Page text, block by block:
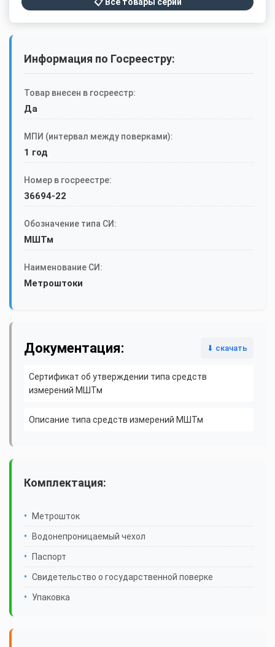
📋 Все товары серии
Информация по Госреестру:
Товар внесен в госреестр:
Да
МПИ (интервал между поверками):
1 год
Номер в госреестре:
36694-22
Обозначение типа СИ:
МШТм
Наименование СИ:
Метроштоки
Документация: ⬇ скачать
Сертификат об утверждении типа средств
измерений МШТм
Описание типа средств измерений МШТм
Комплектация:
Метрошток
Водонепроницаемый чехол
Паспорт
Свидетельство о государственной поверке
Упаковка